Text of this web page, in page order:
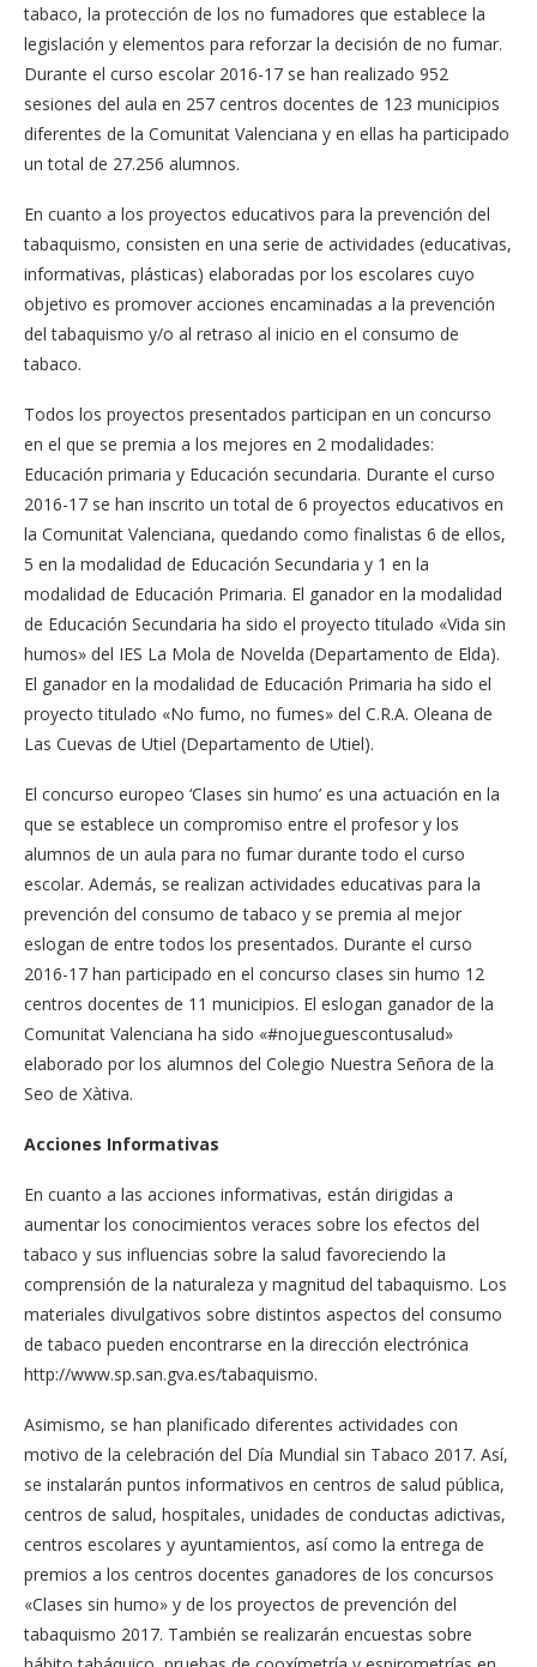
tabaco, la protección de los no fumadores que establece la
legislación y elementos para reforzar la decisión de no fumar.
Durante el curso escolar 2016-17 se han realizado 952
sesiones del aula en 257 centros docentes de 123 municipios
diferentes de la Comunitat Valenciana y en ellas ha participado
un total de 27.256 alumnos.
En cuanto a los proyectos educativos para la prevención del
tabaquismo, consisten en una serie de actividades (educativas,
informativas, plásticas) elaboradas por los escolares cuyo
objetivo es promover acciones encaminadas a la prevención
del tabaquismo y/o al retraso al inicio en el consumo de
tabaco.
Todos los proyectos presentados participan en un concurso
en el que se premia a los mejores en 2 modalidades:
Educación primaria y Educación secundaria. Durante el curso
2016-17 se han inscrito un total de 6 proyectos educativos en
la Comunitat Valenciana, quedando como finalistas 6 de ellos,
5 en la modalidad de Educación Secundaria y 1 en la
modalidad de Educación Primaria. El ganador en la modalidad
de Educación Secundaria ha sido el proyecto titulado «Vida sin
humos» del IES La Mola de Novelda (Departamento de Elda).
El ganador en la modalidad de Educación Primaria ha sido el
proyecto titulado «No fumo, no fumes» del C.R.A. Oleana de
Las Cuevas de Utiel (Departamento de Utiel).
El concurso europeo ‘Clases sin humo’ es una actuación en la
que se establece un compromiso entre el profesor y los
alumnos de un aula para no fumar durante todo el curso
escolar. Además, se realizan actividades educativas para la
prevención del consumo de tabaco y se premia al mejor
eslogan de entre todos los presentados. Durante el curso
2016-17 han participado en el concurso clases sin humo 12
centros docentes de 11 municipios. El eslogan ganador de la
Comunitat Valenciana ha sido «#nojueguescontusalud»
elaborado por los alumnos del Colegio Nuestra Señora de la
Seo de Xàtiva.
Acciones Informativas
En cuanto a las acciones informativas, están dirigidas a
aumentar los conocimientos veraces sobre los efectos del
tabaco y sus influencias sobre la salud favoreciendo la
comprensión de la naturaleza y magnitud del tabaquismo. Los
materiales divulgativos sobre distintos aspectos del consumo
de tabaco pueden encontrarse en la dirección electrónica
http://www.sp.san.gva.es/tabaquismo.
Asimismo, se han planificado diferentes actividades con
motivo de la celebración del Día Mundial sin Tabaco 2017. Así,
se instalarán puntos informativos en centros de salud pública,
centros de salud, hospitales, unidades de conductas adictivas,
centros escolares y ayuntamientos, así como la entrega de
premios a los centros docentes ganadores de los concursos
«Clases sin humo» y de los proyectos de prevención del
tabaquismo 2017. También se realizarán encuestas sobre